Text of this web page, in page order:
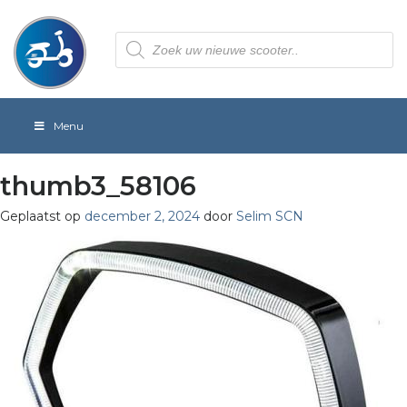
Producten
zoeken
Menu
thumb3_58106
Geplaatst op december 2, 2024 door Selim SCN